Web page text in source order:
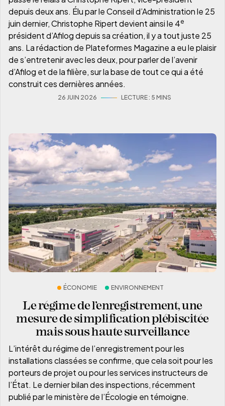
depuis deux ans. Élu par le Conseil d’Administration le 25
juin dernier, Christophe Ripert devient ainsi le 4e
président d’Afilog depuis sa création, il y a tout juste 25
ans. La rédaction de Plateformes Magazine a eu le plaisir
de s’entretenir avec les deux, pour parler de l’avenir
d’Afilog et de la filière, sur la base de tout ce qui a été
construit ces dernières années.
26 JUIN 2026 LECTURE : 5 MINS
ÉCONOMIE ENVIRONNEMENT
Le régime de l’enregistrement, une
mesure de simplification plébiscitée
mais sous haute surveillance
L’intérêt du régime de l’enregistrement pour les
installations classées se confirme, que cela soit pour les
porteurs de projet ou pour les services instructeurs de
l’État. Le dernier bilan des inspections, récemment
publié par le ministère de l’Écologie en témoigne.